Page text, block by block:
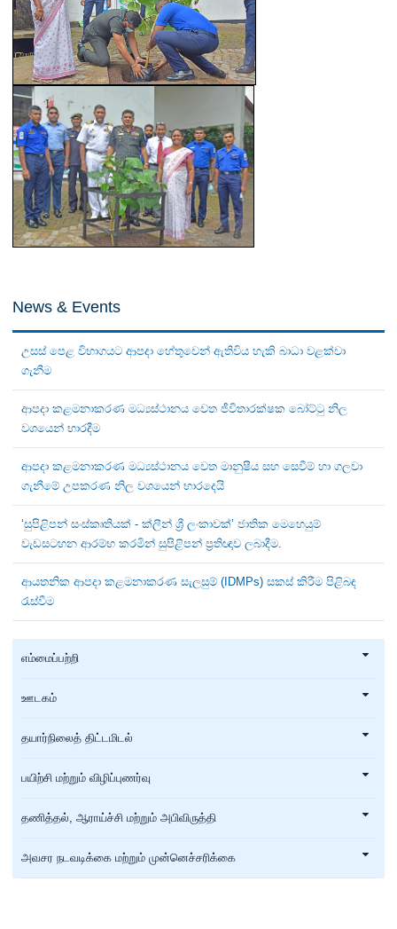
News & Events
උසස් පෙළ විභාගයට ආපදා හේතුවෙන් ඇතිවිය හැකි බාධා වළක්වා
ගැනීම
ආපදා කළමනාකරණ මධ්‍යස්ථානය වෙත ජීවිතාරක්ෂක බෝට්ටු නිල
වශයෙන් භාරදීම
ආපදා කළමනාකරණ මධ්‍යස්ථානය වෙත මානුෂීය සහ සෙවීම් හා ගලවා
ගැනීමේ උපකරණ නිල වශයෙන් භාරදෙයි
‘සුපිළිපන් සංස්කෘතියක් - ක්ලීන් ශ්‍රී ලංකාවක්’ ජාතික මෙහෙයුම්
වැඩසටහන ආරම්භ කරමින් සුපිළිපන් ප්‍රතිඥාව ලබාදීම.
ආයතනික ආපදා කළමනාකරණ සැලසුම් (IDMPs) සකස් කිරීම පිළිබඳ
රැස්වීම
எம்மைப்பற்றி
ஊடகம்
தயார்நிலைத் திட்டமிடல்
பயிற்சி மற்றும் விழிப்புணர்வு
தணித்தல், ஆராய்ச்சி மற்றும் அபிவிருத்தி
அவசர நடவடிக்கை மற்றும் முன்னெச்சரிக்கை